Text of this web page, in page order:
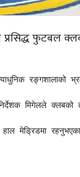
प्रसिद्ध फुटबल
अत्याधुनिक
मिगेलले क्लबको
मेड्रिडमा